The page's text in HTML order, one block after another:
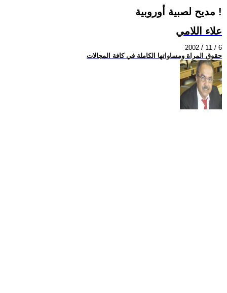
مديح لصبية أوروبية !
علاء اللامي
2002 / 11 / 6
حقوق المراة ومساواتها الكاملة في كافة المجالات